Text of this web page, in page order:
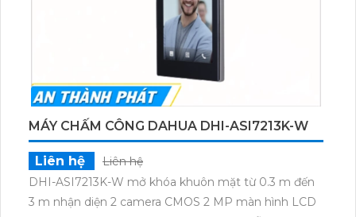
MÁY CHẤM CÔNG DAHUA DHI-ASI7213K-W
Liên hệ
Liên hệ
DHI-ASI7213K-W mở khóa khuôn mặt từ 0.3 m đến
3 m nhận diện 2 camera CMOS 2 MP màn hình LCD